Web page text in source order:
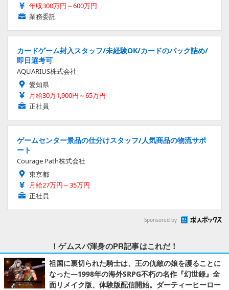
年収300万円～600万円
業務委託
カードゲーム封入スタッフ/未経験OK/カードのパック詰め/
即日選考可
AQUARIUS株式会社
愛知県
月給30万1,900円～65万円
正社員
ゲームセンター景品の仕分けスタッフ/人気商品の物流サポ
ート
Courage Path株式会社
東京都
月給27万円～35万円
正社員
Sponsored by
！ゲムスパ渾身のPR記事はこれだ！
祖国に裏切られた騎士は、王の仇敵の娘を護ることに
なった―1998年の海外SRPG不朽の名作『幻世録』全
面リメイク版、体験版配信開始。ダーティーヒーロー